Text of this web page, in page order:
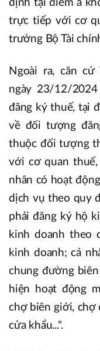
định tại điểm a
trực tiếp với cơ
trưởng Bộ Tài
Ngoài ra, căn
ngày 23/12/
đăng ký thuế, tại
về đối tượng
thuộc đối tượng
với cơ quan thuế,
nhân có hoạt
dịch vụ theo quy
phải đăng ký hộ
kinh doanh theo
kinh doanh; cá
chung đường
hiện hoạt động
chợ biên giới, chợ
cửa khẩu...".